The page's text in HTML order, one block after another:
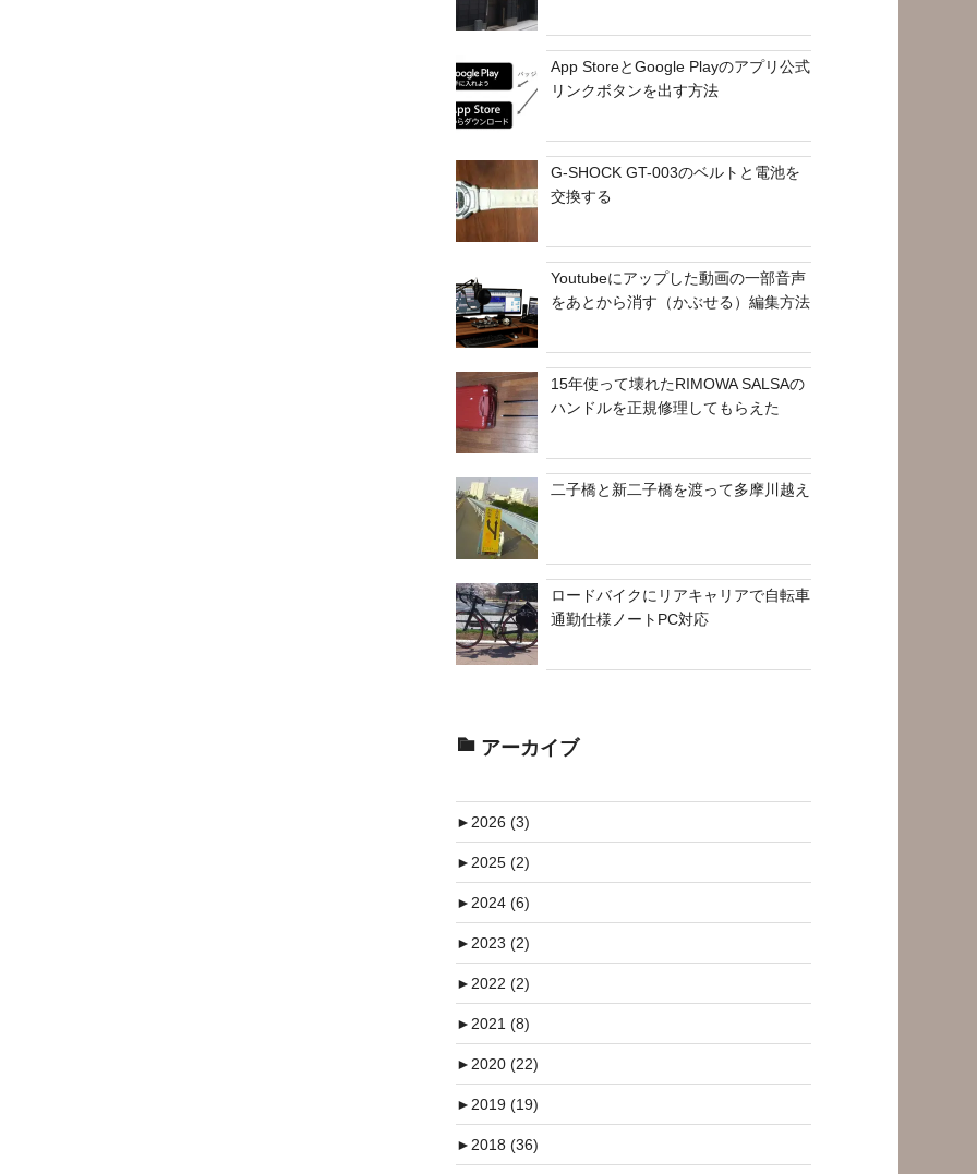
App StoreとGoogle Playのアプリ公式
リンクボタンを出す方法
G-SHOCK GT-003のベルトと電池を
交換する
Youtubeにアップした動画の一部音声
をあとから消す（かぶせる）編集方法
15年使って壊れたRIMOWA SALSAの
ハンドルを正規修理してもらえた
二子橋と新二子橋を渡って多摩川越え
ロードバイクにリアキャリアで自転車
通勤仕様ノートPC対応
アーカイブ
► 2026 (3)
► 2025 (2)
► 2024 (6)
► 2023 (2)
► 2022 (2)
► 2021 (8)
► 2020 (22)
► 2019 (19)
► 2018 (36)